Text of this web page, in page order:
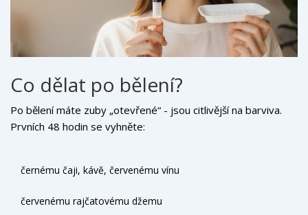
Co dělat po bělení?
Po bělení máte zuby „otevřené“ - jsou citlivější na barviva.
Prvních 48 hodin se vyhněte:
černému čaji, kávě, červenému vínu
červenému rajčatovému džemu